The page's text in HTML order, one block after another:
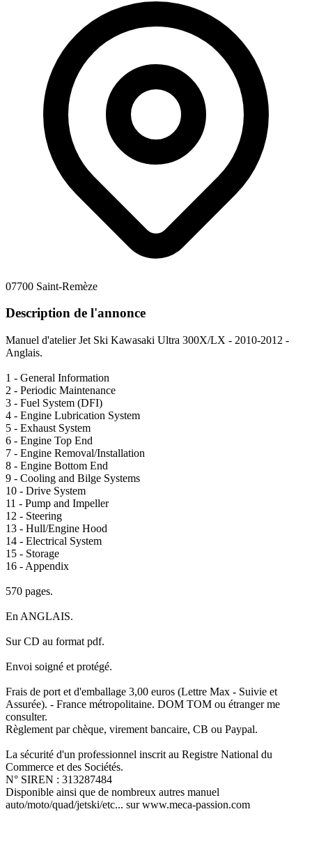
07700 Saint-Remèze
Description de l'annonce
Manuel d'atelier Jet Ski Kawasaki Ultra 300X/LX - 2010-2012 -
Anglais.
1 - General Information
2 - Periodic Maintenance
3 - Fuel System (DFI)
4 - Engine Lubrication System
5 - Exhaust System
6 - Engine Top End
7 - Engine Removal/Installation
8 - Engine Bottom End
9 - Cooling and Bilge Systems
10 - Drive System
11 - Pump and Impeller
12 - Steering
13 - Hull/Engine Hood
14 - Electrical System
15 - Storage
16 - Appendix
570 pages.
En ANGLAIS.
Sur CD au format pdf.
Envoi soigné et protégé.
Frais de port et d'emballage 3,00 euros (Lettre Max - Suivie et
Assurée). - France métropolitaine. DOM TOM ou étranger me
consulter.
Règlement par chèque, virement bancaire, CB ou Paypal.
La sécurité d'un professionnel inscrit au Registre National du
Commerce et des Sociétés.
N° SIREN : 313287484
Disponible ainsi que de nombreux autres manuel
auto/moto/quad/jetski/etc... sur www.meca-passion.com